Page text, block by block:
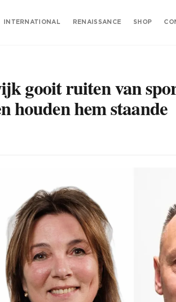
INTERNATIONAL RENAISSANCE SHOP
gooit ruiten van
houden hem staande